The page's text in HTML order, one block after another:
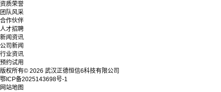
资质荣誉
团队风采
合作伙伴
人才招聘
新闻资讯
公司新闻
行业资讯
预约试用
版权所有© 2026 武汉正德恒信6科技有限公司
鄂ICP备2025143698号-1
网站地图